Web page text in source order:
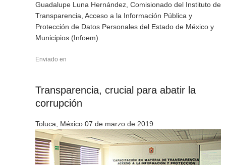
Guadalupe Luna Hernández, Comisionado del Instituto de
Transparencia, Acceso a la Información Pública y
Protección de Datos Personales del Estado de México y
Municipios (Infoem).
Enviado en
Transparencia, crucial para abatir la
corrupción
Toluca, México 07 de marzo de 2019